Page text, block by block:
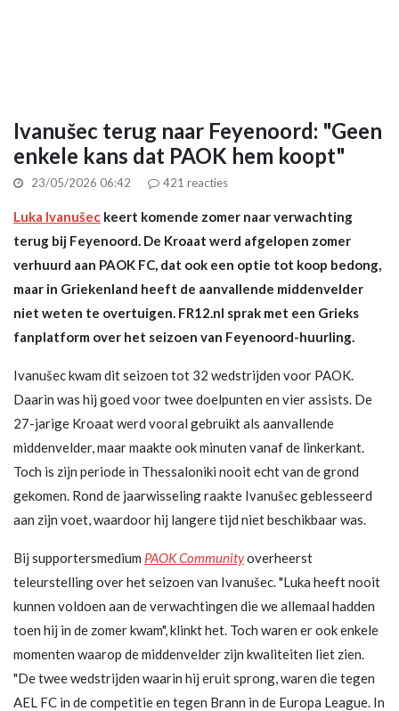
Ivanušec terug naar Feyenoord: "Geen
enkele kans dat PAOK hem koopt"
23/05/2026 06:42 421 reacties
Luka Ivanušec keert komende zomer naar verwachting
terug bij Feyenoord. De Kroaat werd afgelopen zomer
verhuurd aan PAOK FC, dat ook een optie tot koop bedong,
maar in Griekenland heeft de aanvallende middenvelder
niet weten te overtuigen. FR12.nl sprak met een Grieks
fanplatform over het seizoen van Feyenoord-huurling.
Ivanušec kwam dit seizoen tot 32 wedstrijden voor PAOK.
Daarin was hij goed voor twee doelpunten en vier assists. De
27-jarige Kroaat werd vooral gebruikt als aanvallende
middenvelder, maar maakte ook minuten vanaf de linkerkant.
Toch is zijn periode in Thessaloniki nooit echt van de grond
gekomen. Rond de jaarwisseling raakte Ivanušec geblesseerd
aan zijn voet, waardoor hij langere tijd niet beschikbaar was.
Bij supportersmedium PAOK Communityoverheerst
teleurstelling over het seizoen van Ivanušec. "Luka heeft nooit
kunnen voldoen aan de verwachtingen die we allemaal hadden
toen hij in de zomer kwam", klinkt het. Toch waren er ook enkele
momenten waarop de middenvelder zijn kwaliteiten liet zien.
"De twee wedstrijden waarin hij eruit sprong, waren die tegen
AEL FC in de competitie en tegen Brann in de Europa League. In